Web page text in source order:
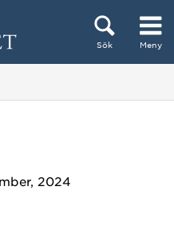
Sök Meny
2024